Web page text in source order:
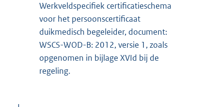
Werkveldspecifiek certificatieschema
voor het persoonscertificaat
duikmedisch begeleider, document:
WSCS-WOD-B: 2012, versie 1, zoals
opgenomen in bijlage XVId bij de
regeling.